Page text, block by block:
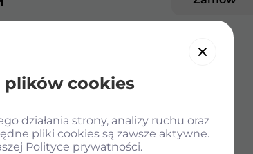
plików cookies
działania strony, analizy ruchu oraz
pliki cookies są zawsze aktywne.
Polityce prywatności.